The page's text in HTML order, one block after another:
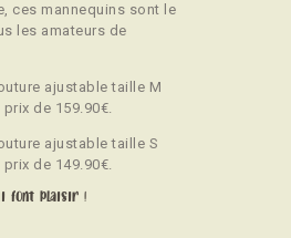
ces mannequins sont le
les amateurs de
ajustable taille M
prix de 159.90€.
ajustable taille S
prix de 149.90€.
font plaisir !